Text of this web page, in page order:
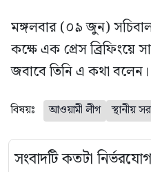
মঙ্গলবার (০৯ জুন)
কক্ষে এক প্রেস ব্রিফিংয়ে
জবাবে তিনি এ কথা বলেন।
বিষয়ঃ আওয়ামী লীগ স্থানীয়
সংবাদটি কতটা